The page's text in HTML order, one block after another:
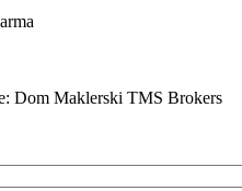
Dom Maklerski TMS Brokers